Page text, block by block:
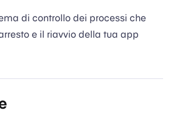
di controllo dei processi che
e il riavvio della tua app